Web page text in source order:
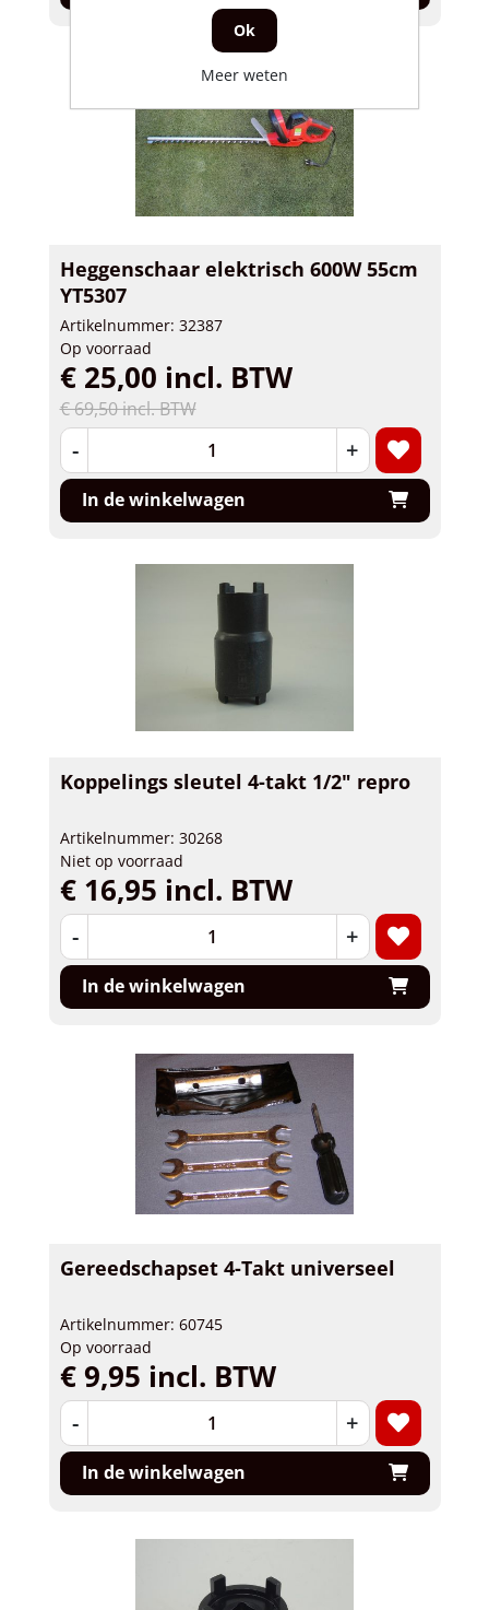
Heggenschaar elektrisch 600W 55cm
YT5307
Artikelnummer: 32387
Op voorraad
€ 69,50 incl. BTW
€ 25,00 incl. BTW
- +
In de winkelwagen
Koppelings sleutel 4-takt 1/2" repro
Artikelnummer: 30268
Niet op voorraad
€ 16,95 incl. BTW
- +
In de winkelwagen
Gereedschapset 4-Takt universeel
Artikelnummer: 60745
Op voorraad
€ 9,95 incl. BTW
- +
In de winkelwagen
Ok
Meer weten